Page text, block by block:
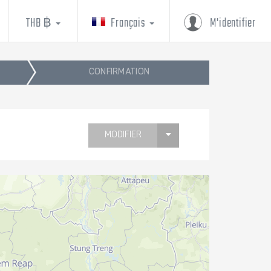
M'identifier
Français
THB ฿
CONFIRMATION
MODIFIER